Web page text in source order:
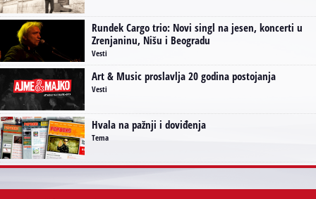
Rundek Cargo trio: Novi singl na jesen, koncerti u
Zrenjaninu, Nišu i Beogradu
Vesti
Art & Music proslavlja 20 godina postojanja
Vesti
Hvala na pažnji i doviđenja
Tema